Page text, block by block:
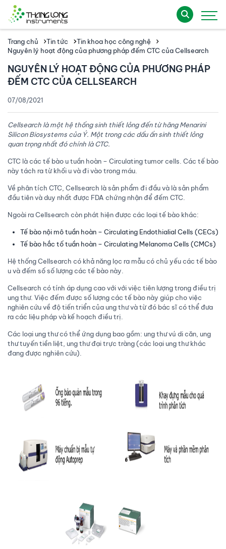
Trang chủ Tin tức
Tin khoa học công nghệ
Nguyên lý hoạt động của phương pháp đếm CTC của Cellsearch
NGUYÊN LÝ HOẠT ĐỘNG CỦA PHƯƠNG PHÁP
ĐẾM CTC CỦA CELLSEARCH
07/08/2021
Cellsearch là một hệ thống sinh thiết lỏng đến từ hãng Menarini
Silicon Biosystems của Ý. Một trong các dấu ấn sinh thiết lỏng
quan trọng nhất đó chính là CTC.
CTC là các tế bào u tuần hoàn – Circulating tumor cells. Các tế bào
này tách ra từ khối u và đi vào trong máu.
Về phân tích CTC, Cellsearch là sản phẩm đi đầu và là sản phẩm
đầu tiên và duy nhất được FDA chứng nhận để đếm CTC.
Ngoài ra Cellsearch còn phát hiện được các loại tế bào khác:
Tế bào nội mô tuần hoàn – Circulating Endothialial Cells (CECs)
Tế bào hắc tố tuần hoàn – Circulating Melanoma Cells (CMCs)
Hệ thống Cellsearch có khả năng lọc ra mẫu có chủ yếu các tế bào
u và đếm số số lượng các tế bào này.
Cellsearch có tính áp dụng cao với với việc tiên lượng trong điều trị
ung thư. Việc đếm được số lượng các tế bào này giúp cho việc
nghiên cứu về độ tiến triển của ung thư và từ đó bác sĩ có thể đưa
ra các liệu pháp và kế hoạch điều trị.
Các loại ung thư có thể ứng dụng bao gồm: ung thư vú di căn, ung
thư tuyến tiền liệt, ung thư đại trực tràng (các loại ung thư khác
đang được nghiên cứu).